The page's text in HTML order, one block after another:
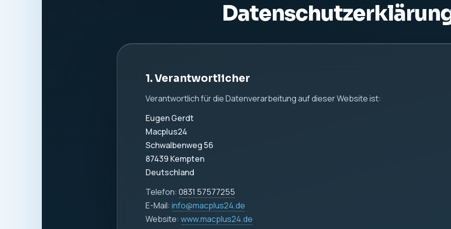
1. Verantwortlicher
Verantwortlich für die Datenverarbeitung auf dieser Website ist:
Eugen Gerdt
Macplus24
Schwalbenweg 56
87439 Kempten
Deutschland
Telefon: 0831 57577255
E-Mail: info@macplus24.de
Website: www.macplus24.de